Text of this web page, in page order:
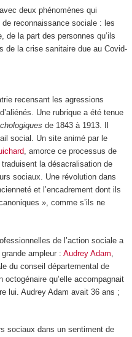
deux phénomènes qui
reconnaissance sociale : les
de la part des personnes qu’ils
de la crise sanitaire due au Covid-
recensant les agressions
Une rubrique a été tenue
de 1843 à 1913. Il
social. Un site animé par le
, amorce ce processus de
la désacralisation de
sociaux. Une révolution dans
et l’encadrement dont ils
», comme s’ils ne
de l’action sociale a
ampleur : Audrey Adam
du conseil départemental de
octogénaire qu’elle accompagnait
lui. Audrey Adam avait 36 ans ;
sociaux dans un sentiment de